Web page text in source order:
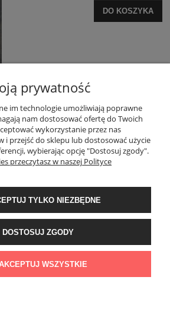
DO KOSZYKA
podstawkach Na taras 20mm
90x90x2 cm Taras
0,81m2
prywatność
im technologie umożliwiają poprawne
nam dostosować ofertę do Twoich
wykorzystanie przez nas
i przejść do sklepu lub dostosować użycie
wybierając opcję "Dostosuj zgody".
przeczytasz w naszej Polityce
TYLKO NIEZBĘDNE
DOSTOSUJ ZGODY
WSZYSTKIE